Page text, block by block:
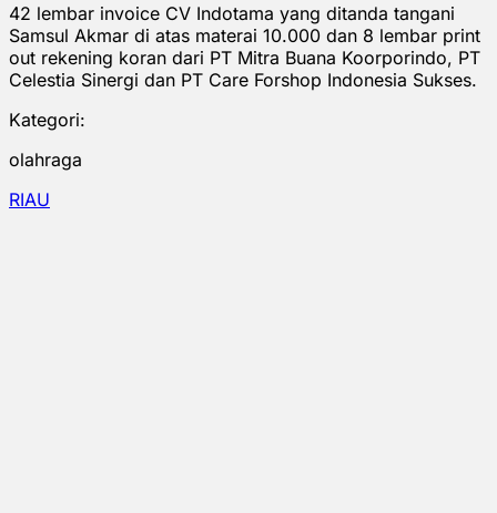
42 lembar invoice CV Indotama yang ditanda tangani
Samsul Akmar di atas materai 10.000 dan 8 lembar print
out rekening koran dari PT Mitra Buana Koorporindo, PT
Celestia Sinergi dan PT Care Forshop Indonesia Sukses.
Kategori:
olahraga
RIAU